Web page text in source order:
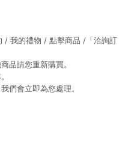
/ 我的禮物 / 點擊商品 /「洽詢訂
品請您重新購買。
們會立即為您處理。